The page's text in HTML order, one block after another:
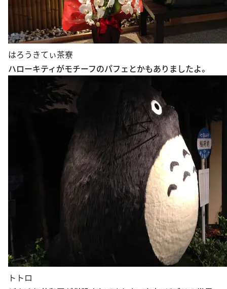
はろうきてぃ茶寮
ハローキティがモチーフのパフェとかもありましたよ。
トトロ
どんぐり共和国が併設されてました。店内、ジブリの世界